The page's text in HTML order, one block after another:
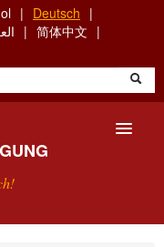
Deutsch
简体中文